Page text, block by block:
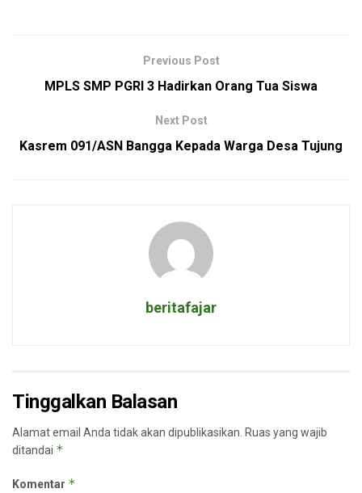
Previous Post
MPLS SMP PGRI 3 Hadirkan Orang Tua Siswa
Next Post
Kasrem 091/ASN Bangga Kepada Warga Desa Tujung
beritafajar
Tinggalkan Balasan
Alamat email Anda tidak akan dipublikasikan. Ruas yang wajib
ditandai *
Komentar *